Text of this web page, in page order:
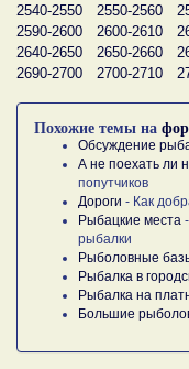
2540-2550
2550-2560
2590-2600
2600-2610
2640-2650
2650-2660
2690-2700
2700-2710
Похожие темы на
Обсуждение
А не поехать ли
попутчиков
Дороги - Как
Рыбацкие места
рыбалки
Рыболовные
Рыбалка в
Рыбалка на
Большие